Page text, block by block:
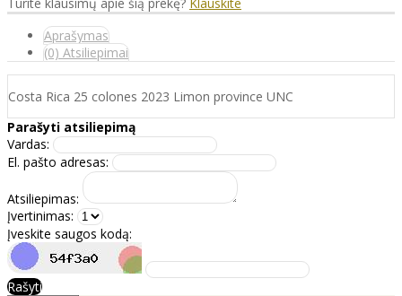
Aprašymas
(0) Atsiliepimai
Costa Rica 25 colones 2023 Limon province UNC
Parašyti atsiliepimą
Vardas:
El. pašto adresas:
Atsiliepimas:
Įvertinimas:
Įveskite saugos kodą:
Rašyti